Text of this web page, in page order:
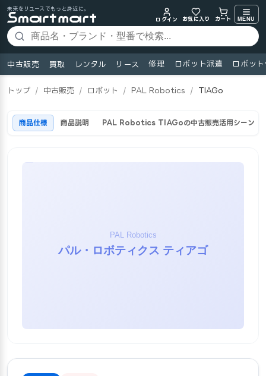
未来をリユースでもっと身近に。
ログイン
お気に入り カート MENU
中古販売 買取 レンタル リース 修理 ロボット派遣 ロボッ
トップ / 中古販売 / ロボット / PAL Robotics / TIAGo
商品仕様 商品説明 PAL Robotics TIAGoの中古販売活用シーン